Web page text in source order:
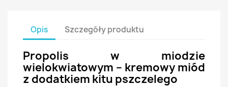
Opis Szczegóły produktu
Propolis w miodzie
wielokwiatowym – kremowy miód
z dodatkiem kitu pszczelego